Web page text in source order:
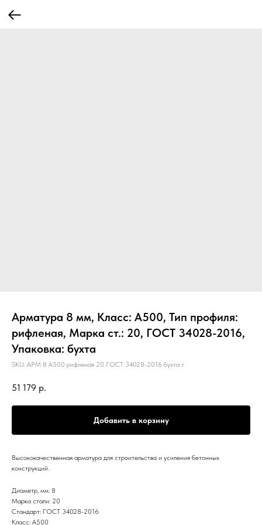
Арматура 8 мм, Класс: А500, Тип профиля:
рифленая, Марка ст.: 20, ГОСТ 34028-2016,
Упаковка: бухта
SKU: АРМ 8 А500 рифленая 20 ГОСТ 34028-2016 бухта т
51 179 р.
Добавить в корзину
Высококачественная арматура для строительства и усиления бетонных
конструкций.
Диаметр, мм: 8
Марка стали: 20
Стандарт: ГОСТ 34028-2016
Класс: А500